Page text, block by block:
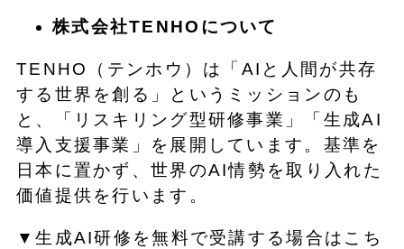
株式会社TENHOについて
TENHO（テンホウ）は「AIと人間が共存
する世界を創る」というミッションのも
と、「リスキリング型研修事業」「生成AI
導入支援事業」を展開しています。基準を
日本に置かず、世界のAI情勢を取り入れた
価値提供を行います。
▼生成AI研修を無料で受講する場合はこち